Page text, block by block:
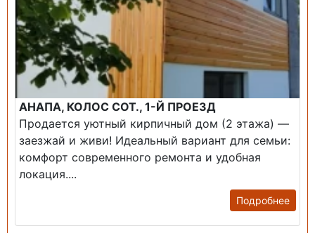
АНАПА, КОЛОС СОТ., 1-Й ПРОЕЗД
Продается уютный кирпичный дом (2 этажа) —
заезжай и живи! ​Идеальный вариант для семьи:
комфорт современного ремонта и удобная
локация....
Подробнее